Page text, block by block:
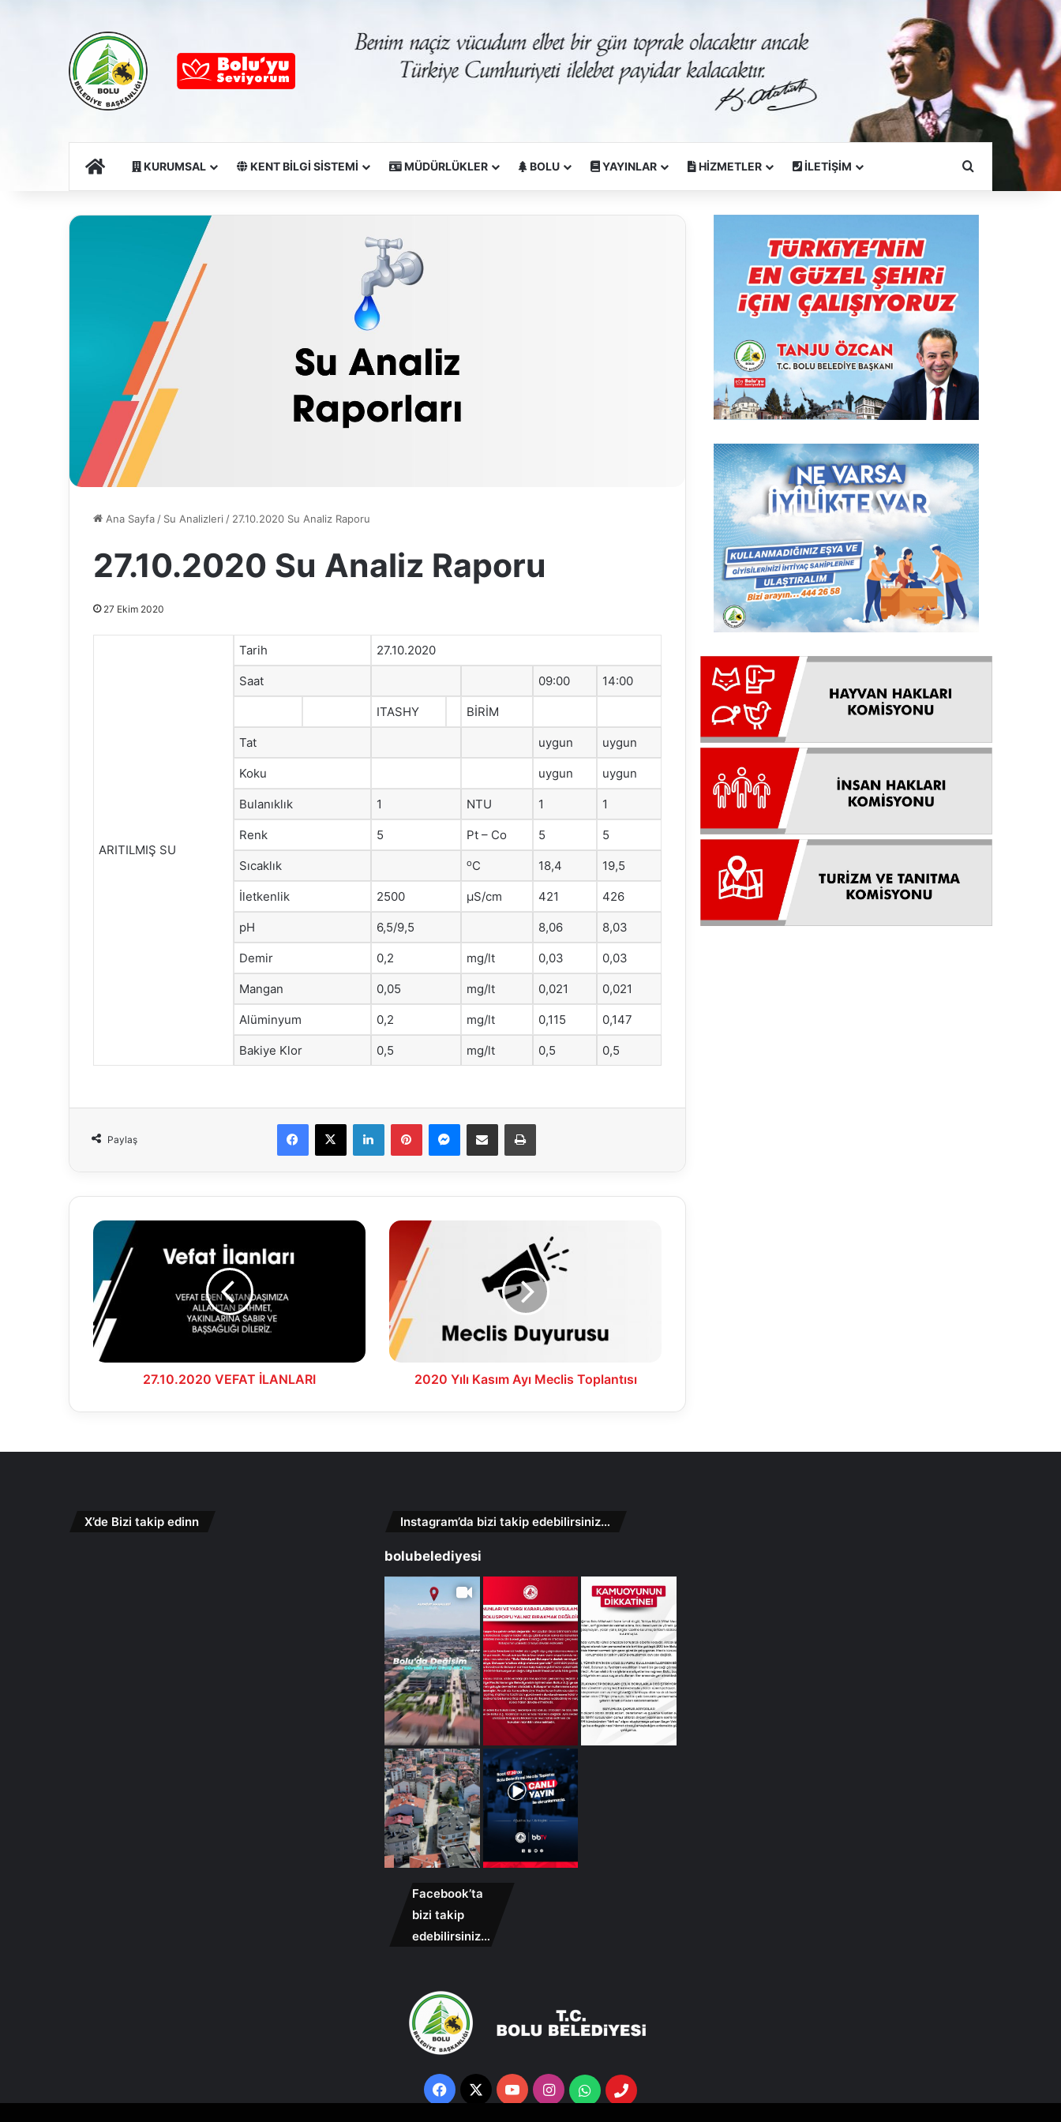
Ana SayfaKURUMSAL KENT BİLGİ SİSTEMİ MÜDÜRLÜKLER BOLU YAYINLAR HİZMETLER İLETİŞİM Arama Yapın
Ana Sayfa/ Su Analizleri / 27.10.2020 Su Analiz Raporu
27.10.2020 Su Analiz Raporu
27 Ekim 2020
ARITILMIŞ SU
Tarih 27.10.2020
Saat 09:00 14:00
ITASHY BİRİM
Tat uygun uygun
Koku uygun uygun
Bulanıklık 1 NTU 1 1
Renk 5 Pt – Co 5 5
Sıcaklık oC 18,4 19,5
İletkenlik 2500 μS/cm 421 426
pH 6,5/9,5 8,06 8,03
Demir 0,2 mg/lt 0,03 0,03
Mangan 0,05 mg/lt 0,021 0,021
Alüminyum 0,2 mg/lt 0,115 0,147
Bakiye Klor 0,5 mg/lt 0,5 0,5
Paylaş
Facebook
X LinkedInPinterestMessenger
E-Mail ile paylaş Yazdır
27.10.2020
VEFAT
İLANLARI
27.10.2020 VEFAT İLANLARI
2020
Kasım
Meclis
Toplantısı
2020 Yılı Kasım Ayı Meclis Toplantısı
X’de Bizi takip edinn Instagram’da bizi takip edebilirsiniz…
bolubelediyesi
Facebook’ta
bizi takip
edebilirsiniz…
Facebook
X YouTubeInstagramWhatsappTelefon